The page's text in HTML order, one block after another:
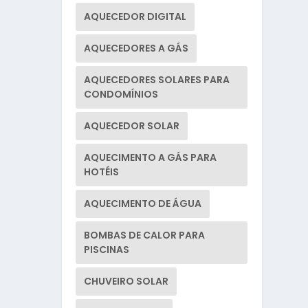
AQUECEDOR DIGITAL
AQUECEDORES A GÁS
AQUECEDORES SOLARES PARA
CONDOMÍNIOS
AQUECEDOR SOLAR
AQUECIMENTO A GÁS PARA
HOTÉIS
AQUECIMENTO DE ÁGUA
BOMBAS DE CALOR PARA
PISCINAS
CHUVEIRO SOLAR